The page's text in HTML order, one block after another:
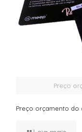
Preço
Preço orçamento do